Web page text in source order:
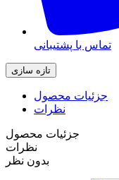
تماس با پشتیبانی
جزئیات محصول
نظرات
جزئیات محصول
نظرات
بدون نظر